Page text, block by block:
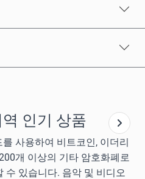
인기 상품
사용하여 비트코인, 이더리
개 이상의 기타 암호화폐로
수 있습니다. 음악 및 비디오